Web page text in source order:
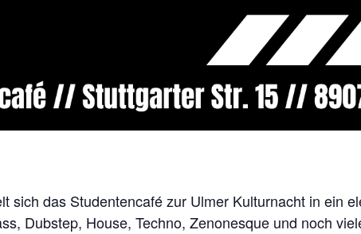
sich das Studentencafé zur Ulmer Kulturnacht in ein
Dubstep, House, Techno, Zenonesque und noch